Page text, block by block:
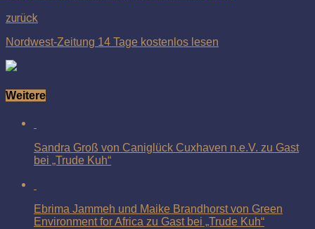
zurück
Nordwest-Zeitung 14 Tage kostenlos lesen
Weitere
Sandra Groß von Caniglück Cuxhaven n.e.V. zu Gast
bei „Trude Kuh“
Ebrima Jammeh und Maike Brandhorst von Green
Environment for Africa zu Gast bei „Trude Kuh“